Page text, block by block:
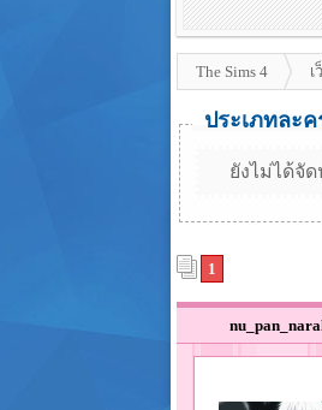
The Sims 4
ประเภทละค
ยังไม่ได้จั
1